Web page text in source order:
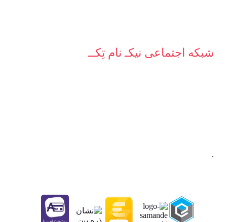
شبکه‌ اجتماعی نیکـ نام تِکــ
.